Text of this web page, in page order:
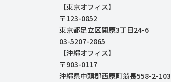
【東京オフィス】
〒123-0852
東京都足立区関原3丁目24-6
03-5207-2865
【沖縄オフィス】
〒903-0117
沖縄県中頭郡西原町翁長558-2-103